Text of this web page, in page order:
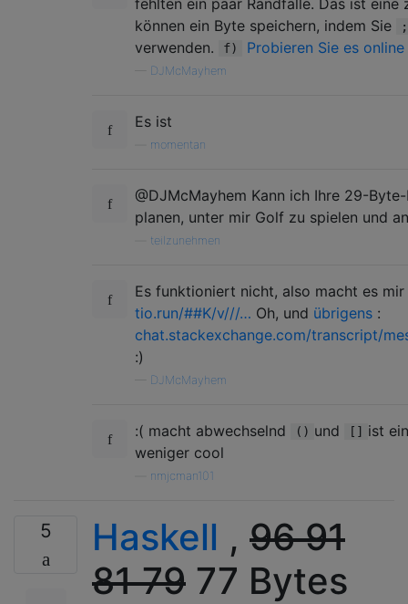
können ein Byte speichern, indem Sie
;
verwenden. f) Probieren Sie es online
DJMcMayhem
Es ist
momentan
@DJMcMayhem Kann ich Ihre 29-
planen, unter mir Golf zu spielen und
teilzunehmen
Es funktioniert nicht, also macht es
tio.run/##K/v///… Oh, und übrigens :
chat.stackexchange.com/transcript/
:)
DJMcMayhem
:( macht abwechselnd () und []
ist
weniger cool
nmjcman101
5 Haskell , 9691
8179 77 Bytes